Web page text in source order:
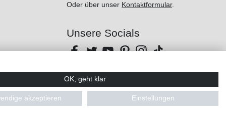
Oder über unser Kontaktformular.
Unsere Socials
OK, geht klar
akzeptieren Einstellungen